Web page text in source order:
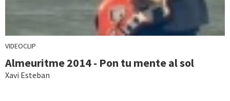
VIDEOCLIP
Almeuritme 2014 - Pon tu mente al sol
Xavi Esteban